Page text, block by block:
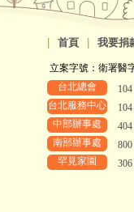
首頁 我要捐
立案字號：衛署醫
台北總會
台北服務中心
中部辦事處
南部辦事處
罕見家園